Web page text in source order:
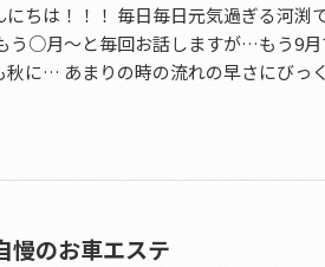
にちは！！！ 毎日毎日元気過ぎる
月〜と毎回お話しますが…もう9月
秋に… あまりの時の流れの早さにびっ
慢のお車エステ